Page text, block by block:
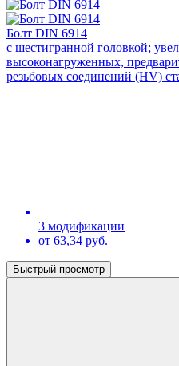
Болт DIN 6914
с шестигранной головкой;
высоконагруженных,
резьбовых соединений (HV)
3 модификации
от 63,34 руб.
Быстрый просмотр